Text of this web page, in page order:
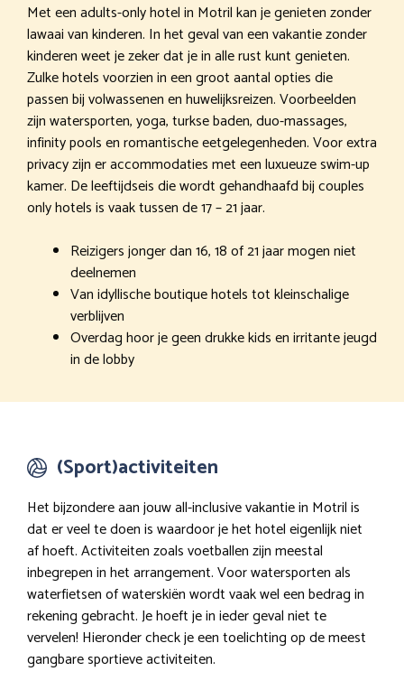
Met een adults-only hotel in Motril kan je genieten zonder
lawaai van kinderen. In het geval van een vakantie zonder
kinderen weet je zeker dat je in alle rust kunt genieten.
Zulke hotels voorzien in een groot aantal opties die
passen bij volwassenen en huwelijksreizen. Voorbeelden
zijn watersporten, yoga, turkse baden, duo-massages,
infinity pools en romantische eetgelegenheden. Voor extra
privacy zijn er accommodaties met een luxueuze swim-up
kamer. De leeftijdseis die wordt gehandhaafd bij couples
only hotels is vaak tussen de 17 – 21 jaar.
Reizigers jonger dan 16, 18 of 21 jaar mogen niet
deelnemen
Van idyllische boutique hotels tot kleinschalige
verblijven
Overdag hoor je geen drukke kids en irritante jeugd
in de lobby
(Sport)activiteiten
Het bijzondere aan jouw all-inclusive vakantie in Motril is
dat er veel te doen is waardoor je het hotel eigenlijk niet
af hoeft. Activiteiten zoals voetballen zijn meestal
inbegrepen in het arrangement. Voor watersporten als
waterfietsen of waterskiën wordt vaak wel een bedrag in
rekening gebracht. Je hoeft je in ieder geval niet te
vervelen! Hieronder check je een toelichting op de meest
gangbare sportieve activiteiten.